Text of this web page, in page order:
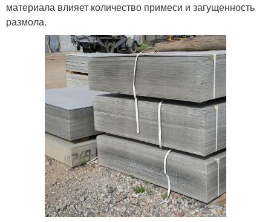
материала влияет количество примеси и загущенность
размола.